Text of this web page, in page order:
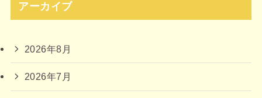
アーカイブ
2026年8月
2026年7月